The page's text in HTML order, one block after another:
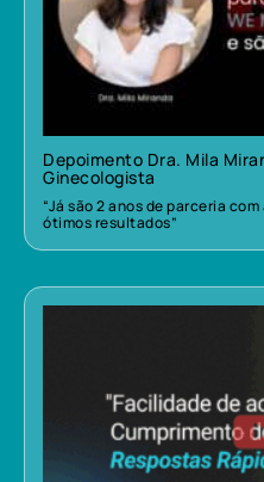
Depoimento Dra. Mila
Ginecologista
“Já são 2 anos de parceria
ótimos resultados”